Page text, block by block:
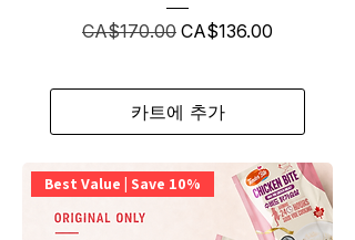
일반가
CA$170.00 할인가
CA$136.00
카트에 추가
Best Value | Save 10%